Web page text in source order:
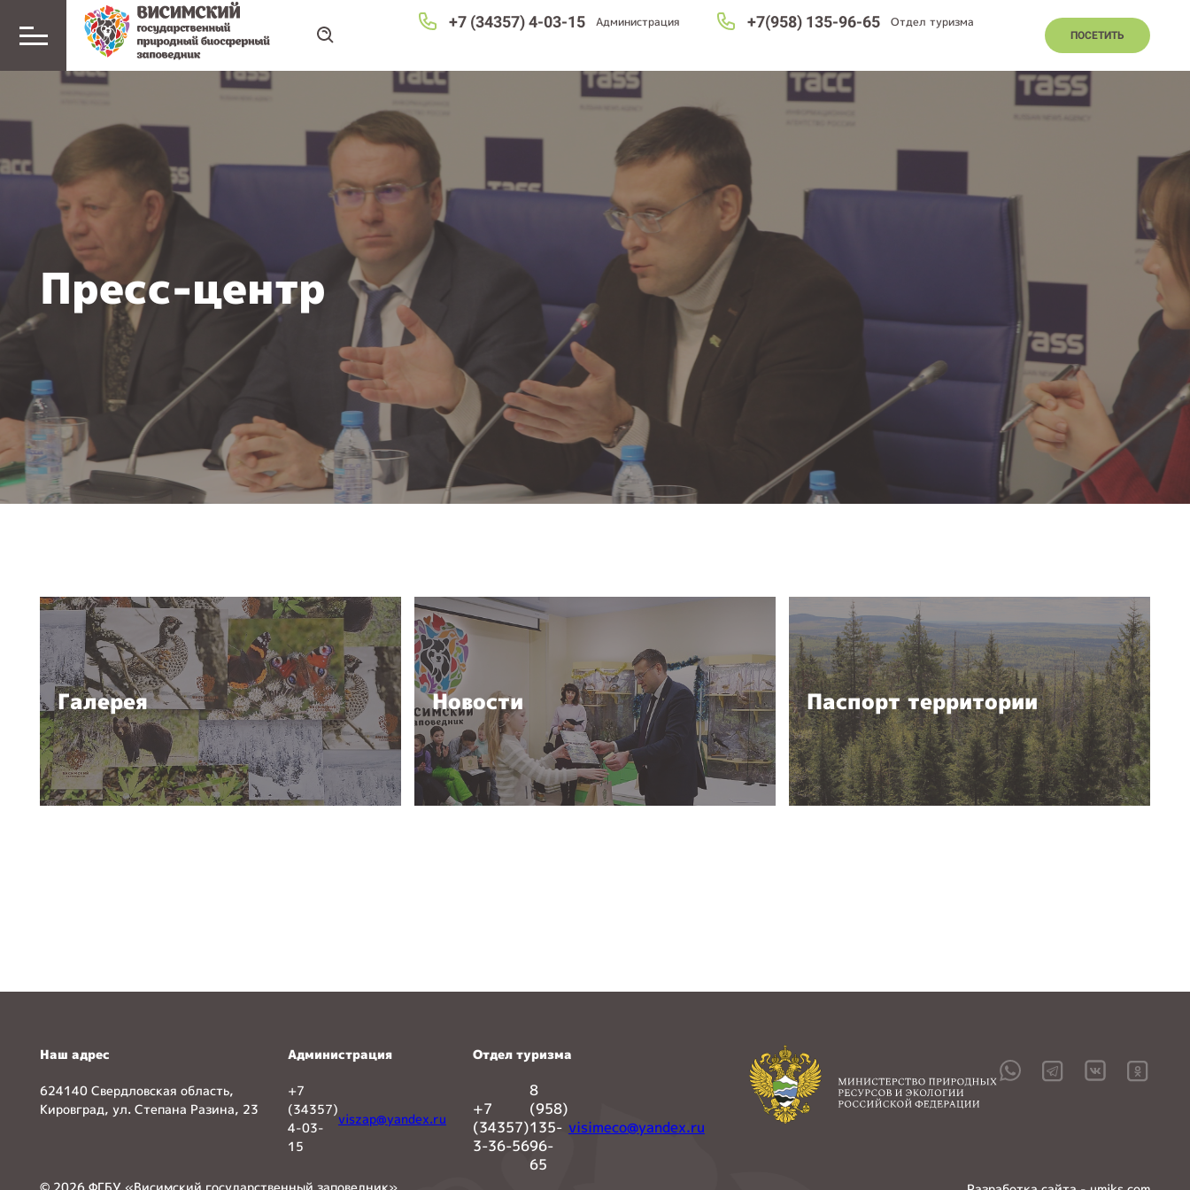
ПОСЕТИТЬ
Отдел туризма
+7(958) 135-96-65
Администрация
+7 (34357) 4-03-15
Пресс-центр
Галерея Новости Паспорт территории
Наш адрес
624140 Свердловская область,
Кировград, ул. Степана Разина, 23
Администрация
+7
(34357)
4-03-
15
viszap@yandex.ru
Отдел туризма
+7
(34357)
3-36-56
8
(958)
135-
96-
65
visimeco@yandex.ru